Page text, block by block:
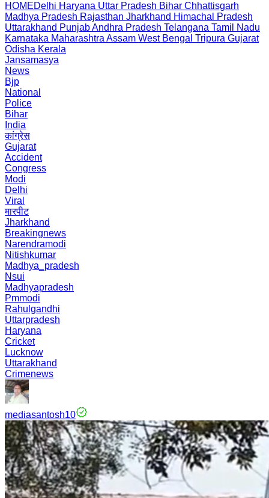
HOMEDelhi Haryana Uttar Pradesh Bihar Chhattisgarh
Madhya Pradesh Rajasthan Jharkhand Himachal Pradesh
Uttarakhand PunjabAndhra Pradesh Telangana Tamil Nadu
Karnataka Maharashtra Assam West Bengal Tripura Gujarat
Odisha Kerala
Jansamasya
News
Bjp
National
Police
Bihar
India
कांग्रेस
Gujarat
Accident
Congress
Modi
Delhi
Viral
मारपीट
Jharkhand
Breakingnews
Narendramodi
Nitishkumar
Madhya_pradesh
Nsui
Madhyapradesh
Pmmodi
Rahulgandhi
Uttarpradesh
Haryana
Cricket
Lucknow
Uttarakhand
Crimenews
mediasantosh10